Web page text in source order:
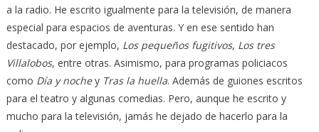
a la radio. He escrito igualmente para la televisión, de manera
especial para espacios de aventuras. Y en ese sentido han
destacado, por ejemplo, Los pequeños fugitivos, Los tres
Villalobos, entre otras. Asimismo, para programas policiacos
como Día y nochey Tras la huella. Además de guiones escritos
para el teatro y algunas comedias. Pero, aunque he escrito y
mucho para la televisión, jamás he dejado de hacerlo para la